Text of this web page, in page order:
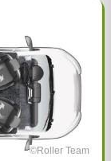
©Roller Team